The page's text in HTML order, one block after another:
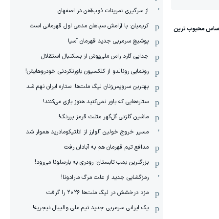
از سرگیری تمرینات ذوب‌آهن در اصفهان
کریمیان: با آرامش سپاهان مدعی اول قهرمانی است
پوشیچ سرمربی جدید قهرمان آسیا
جدایی گارد راس ملی‌پوش از بسکتبال استقلال
رونمایی رونالدو از کلکسیون باورنکردنی خودروهایش!
بهترین سرویس‌زنان لیگ ملت‌ها: ستاره ایران نهم شد
ستاره‌هایی که باور نمی‌کنید هنوز بازی می‌کنند!
ماشین گلزنی گل‌گهر مثلث قرمز پررنگ!
مسیر خروج خولین آلوارز از اتلتیکومادرید هموار شد
مدافع تیم قهرمان هم به آبادان رفت
بزرگترین بمب تابستان: رودری به بارسلونا می‌رود!
رمزگشایی جدید از علت مرگ مارادونا!
مزد درخشش در لیگ ملت‌ها ٢٠٢۶ را گرفت
یک ایرانی سرمربی جدید تیم ملی والیبال نیجریه!